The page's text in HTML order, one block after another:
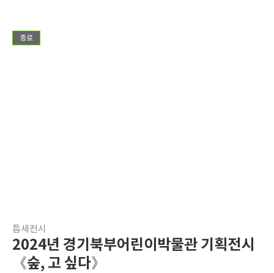
종료
틈새전시
2024년 경기북부어린이박물관 기획전시
《숲, 고 싶다》